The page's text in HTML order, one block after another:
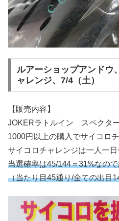
ルアーショップアンドウ
ャレンジ、7/4（土）
【販売内容】
JOKERラトルイン スペクタ
1000円以上の購入でサイコロ
サイコロチャレンジは一人一日
当選確率は45/144＝31%なの
（当たり目45通り/全ての出目